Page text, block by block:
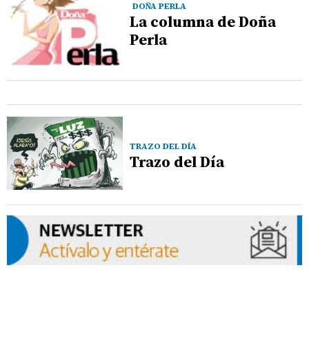
DOÑA PERLA
La columna de Doña
Perla
TRAZO DEL DÍA
Trazo del Día